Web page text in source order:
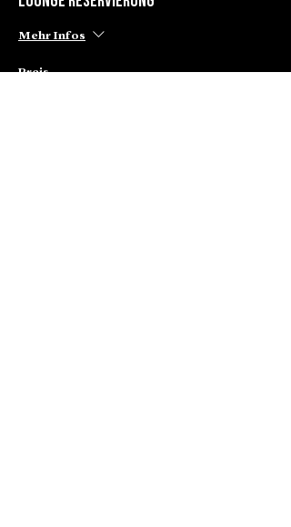
Mehr Infos
Preis